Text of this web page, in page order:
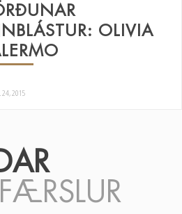
OLIVIA
24, 2015
FÆRSLUR